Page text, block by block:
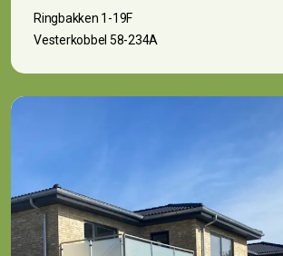
Ringbakken 1-19F
Vesterkobbel 58-234A